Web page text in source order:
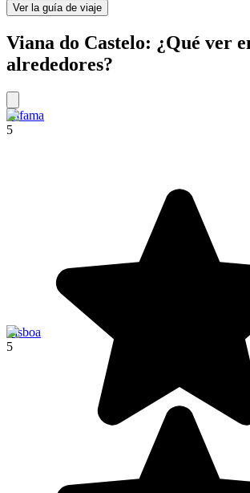
Ver la guía de viaje
Viana do Castelo: ¿Qué ver
alrededores?
Alfama
5
Lisboa
5